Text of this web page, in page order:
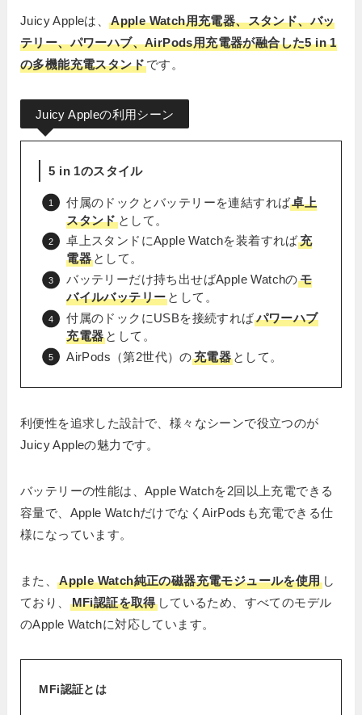
Juicy Appleは、Apple Watch用充電器、スタンド、バッ
テリー、パワーハブ、AirPods用充電器が融合した5 in 1
の多機能充電スタンドです。
Juicy Appleの利用シーン
5 in 1のスタイル
付属のドックとバッテリーを連結すれば卓上
スタンドとして。
卓上スタンドにApple Watchを装着すれば充
電器 として。
バッテリーだけ持ち出せばApple Watchのモ
バイルバッテリー として。
付属のドックにUSBを接続すればパワーハブ
充電器 として。
AirPods（第2世代）の充電器 として。
利便性を追求した設計で、様々なシーンで役立つのが
Juicy Appleの魅力です。
バッテリーの性能は、Apple Watchを2回以上充電できる
容量で、Apple WatchだけでなくAirPodsも充電できる仕
様になっています。
また、Apple Watch純正の磁器充電モジュールを使用し
ており、
MFi認証を取得しているため、すべてのモデル
のApple Watchに対応しています。
MFi認証とは